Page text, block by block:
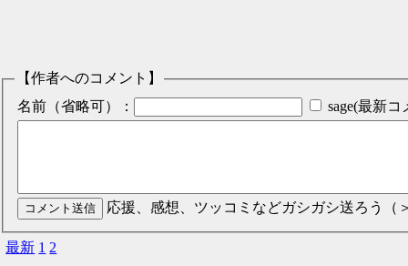
【作者へのコメント】
名前（省略可）：
sage(最新
応援、感想、ツッコミなどガシガシ送ろう（
最新 1 2